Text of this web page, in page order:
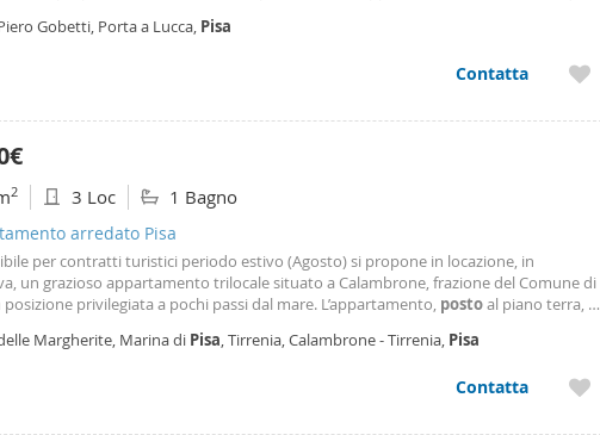
risulta molto luminoso e dispone
Gobetti, Porta a Lucca, Pisa
Contatta
2 3 Loc 1 Bagno
arredato Pisa
per contratti turistici periodo estivo (Agosto) si propone in locazione, in
un grazioso appartamento trilocale situato a Calambrone, frazione del Comune di
posizione privilegiata a pochi passi dal mare. L’appartamento, postoal piano terra, si
La zona notte è costituita da
Margherite, Marina di Pisa, Tirrenia, Calambrone - Tirrenia, Pisa
Contatta